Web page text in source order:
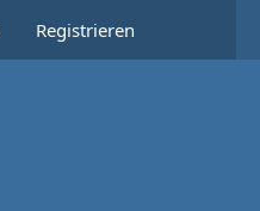
Registrieren